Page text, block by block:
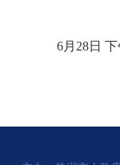
6月28日